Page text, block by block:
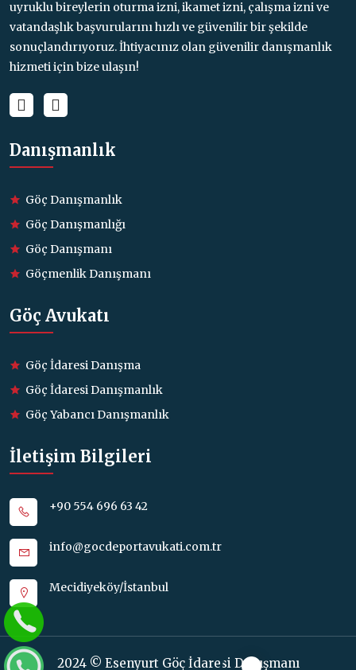
uyruklu bireylerin oturma izni, ikamet izni, çalışma izni ve
vatandaşlık başvurularını hızlı ve güvenilir bir şekilde
sonuçlandırıyoruz. İhtiyacınız olan güvenilir danışmanlık
hizmeti için bize ulaşın!
Danışmanlık
Göç Danışmanlık
Göç Danışmanlığı
Göç Danışmanı
Göçmenlik Danışmanı
Göç Avukatı
Göç İdaresi Danışma
Göç İdaresi Danışmanlık
Göç Yabancı Danışmanlık
İletişim Bilgileri
+90 554 696 63 42
info@gocdeportavukati.com.tr
Mecidiyeköy/İstanbul
2024 © Esenyurt Göç İdaresi Danışmanı